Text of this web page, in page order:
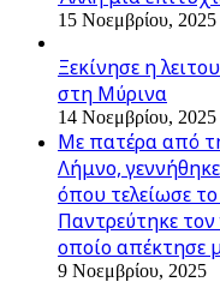
15 Νοεμβρίου, 2025
Ξεκίνησε η
στη Μύρινα
14 Νοεμβρίου, 2025
Με πατέρα από
Λήμνο,
όπου τελείωσε
Παντρεύτηκε
οποίο απέκτησε
9 Νοεμβρίου, 2025